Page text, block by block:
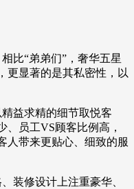
比“弟弟们”，奢华五星
更显著的是其私密性，以
益求精的细节取悦客
、员工VS顾客比例高，
人带来更贴心、细致的服
装修设计上注重豪华、